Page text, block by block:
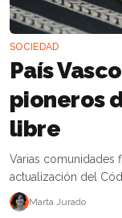
SOCIEDAD
País
pioneros
libre
Varias comunidades
actualización del
Marta Jurado